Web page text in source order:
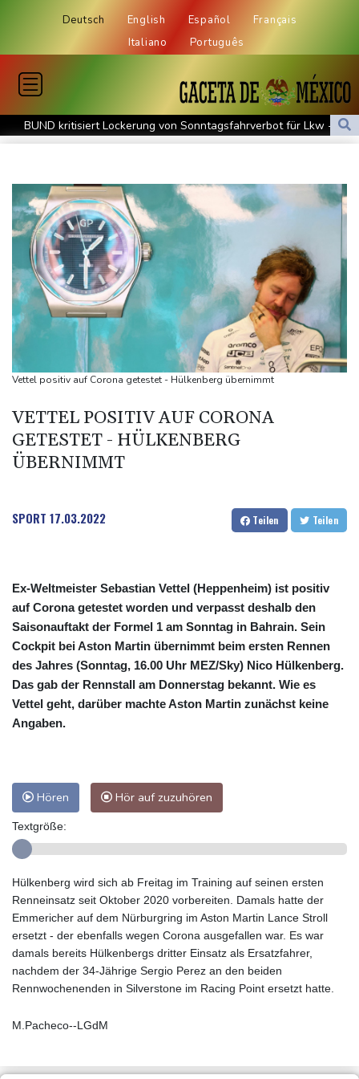
Deutsch English Español
Français
Italiano
Português
BUND kritisiert Lockerung von Sonntagsfahrverbot für Lkw - BDI
begrüßt es
gegen Drogengewalt an
BUND kritisiert Lockerung von Sonn- und Feiertagsfahrverbot für
Lastwagen
Trump spricht nach Ballsaal-Urteil von "nationaler Schande"
Abholzung im Amazonas auf niedrigstem Stand seit einem
Jahrzehnt
Frei: Über Beteiligung an AfD-Regierung entscheidet nicht CDU
in Sachsen-Anhalt
US-Senat stimmt für umfassendes Sanktionspaket gegen
"Rente mit 63": Unionsfraktionschef Frei offen für Härtefall- und
Übergangslösungen
Ceuta-Andrang: EU fordert von Meta und Tiktok Vorgehen gegen
Rechter Hardliner De la Espriella als Kolumbiens Präsident
Vettel positiv auf Corona getestet - Hülkenberg übernimmt
VETTEL POSITIV AUF CORONA
GETESTET - HÜLKENBERG
ÜBERNIMMT
SPORT 17.03.2022 Teilen Teilen
Ex-Weltmeister Sebastian Vettel (Heppenheim) ist positiv
auf Corona getestet worden und verpasst deshalb den
Saisonauftakt der Formel 1 am Sonntag in Bahrain. Sein
Cockpit bei Aston Martin übernimmt beim ersten Rennen
des Jahres (Sonntag, 16.00 Uhr MEZ/Sky) Nico Hülkenberg.
Das gab der Rennstall am Donnerstag bekannt. Wie es
Vettel geht, darüber machte Aston Martin zunächst keine
Angaben.
Hören Hör auf zuzuhören
Textgröße:
Hülkenberg wird sich ab Freitag im Training auf seinen ersten
Renneinsatz seit Oktober 2020 vorbereiten. Damals hatte der
Emmericher auf dem Nürburgring im Aston Martin Lance Stroll
ersetzt - der ebenfalls wegen Corona ausgefallen war. Es war
damals bereits Hülkenbergs dritter Einsatz als Ersatzfahrer,
nachdem der 34-Jährige Sergio Perez an den beiden
Rennwochenenden in Silverstone im Racing Point ersetzt hatte.
M.Pacheco--LGdM